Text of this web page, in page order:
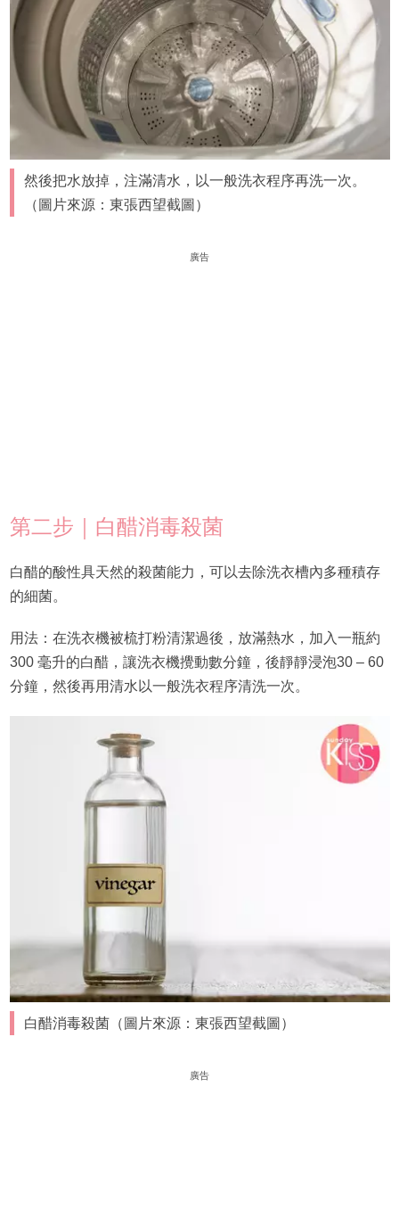
然後把水放掉，注滿清水，以一般洗衣程序再洗一次。
（圖片來源：東張西望截圖）
廣告
第二步｜白醋消毒殺菌
白醋的酸性具天然的殺菌能力，可以去除洗衣槽內多種積存
的細菌。
用法：在洗衣機被梳打粉清潔過後，放滿熱水，加入一瓶約
300 毫升的白醋，讓洗衣機攪動數分鐘，後靜靜浸泡30 – 60
分鐘，然後再用清水以一般洗衣程序清洗一次。
白醋消毒殺菌（圖片來源：東張西望截圖）
廣告